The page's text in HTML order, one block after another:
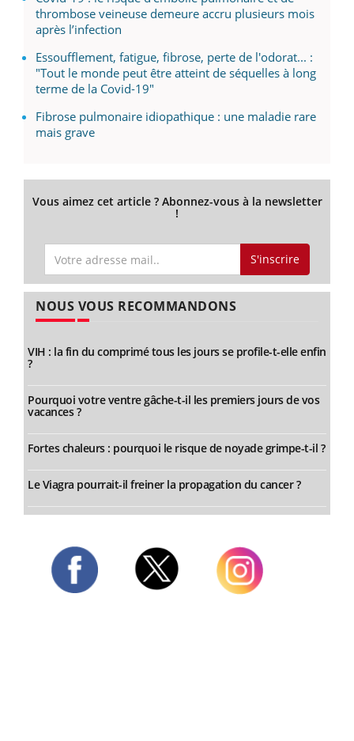
thrombose veineuse demeure accru plusieurs mois
après l’infection
Essoufflement, fatigue, fibrose, perte de l'odorat... :
"Tout le monde peut être atteint de séquelles à long
terme de la Covid-19"
Fibrose pulmonaire idiopathique : une maladie rare
mais grave
Vous aimez cet article ? Abonnez-vous à la newsletter
!
S'inscrire
NOUS VOUS RECOMMANDONS
VIH : la fin du comprimé tous les jours se profile-t-elle enfin
?
Pourquoi votre ventre gâche-t-il les premiers jours de vos
vacances ?
Fortes chaleurs : pourquoi le risque de noyade grimpe-t-il ?
Le Viagra pourrait-il freiner la propagation du cancer ?